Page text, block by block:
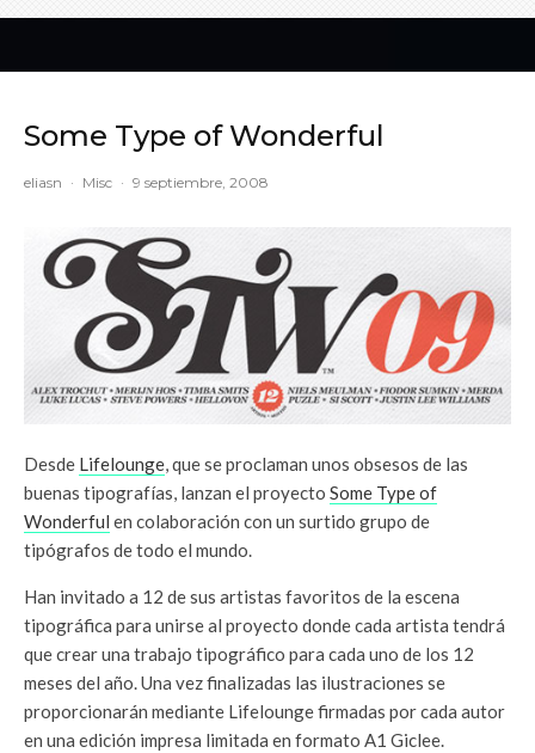
Some Type of Wonderful
eliasn · Misc · 9 septiembre, 2008
Desde Lifelounge, que se proclaman unos obsesos de las
buenas tipografías, lanzan el proyecto Some Type of
Wonderful en colaboración con un surtido grupo de
tipógrafos de todo el mundo.
Han invitado a 12 de sus artistas favoritos de la escena
tipográfica para unirse al proyecto donde cada artista tendrá
que crear una trabajo tipográfico para cada uno de los 12
meses del año. Una vez finalizadas las ilustraciones se
proporcionarán mediante Lifelounge firmadas por cada autor
en una edición impresa limitada en formato A1 Giclee.